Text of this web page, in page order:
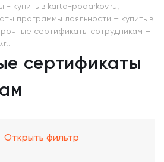
купить в karta-podarkov.ru,
программы лояльности – купить в
сертификаты сотрудникам –
сертификаты
Открыть фильтр